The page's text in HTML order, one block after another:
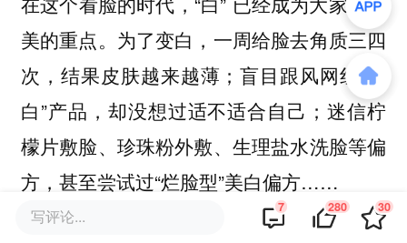
美的重点。为了变白，一周给脸去角质三四
次，结果皮肤越来越薄；盲目跟风网红“速
白”产品，却没想过适不适合自己；迷信柠
檬片敷脸、珍珠粉外敷、生理盐水洗脸等偏
方，甚至尝试过“烂脸型”美白偏方……
写评论... 7 280 30